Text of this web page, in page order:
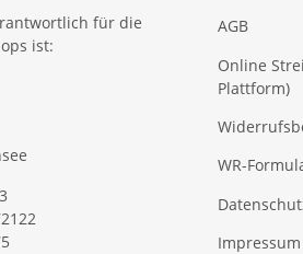
für die
ist:
AGB
Online
Plattform)
WR-
Impressum